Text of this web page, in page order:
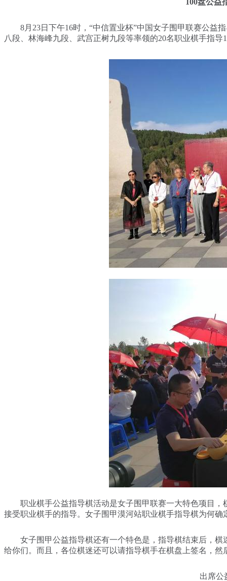
8月23日下午16时，“中信置业杯”中国女子围甲联赛公益
八段、林海峰九段、武宫正树九段等率领的20名职业棋手指
职业棋手公益指导棋活动是女子围甲联赛一大特色项目，
接受职业棋手的指导。女子围甲漠河站职业棋手指导棋为何
女子围甲公益指导棋还有一个特色是，指导棋结束后，棋
给你们。而且，各位棋迷还可以请指导棋手在棋盘上签名，
出席公益